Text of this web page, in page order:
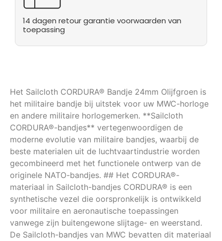
14 dagen retour garantie voorwaarden van
toepassing
Het Sailcloth CORDURA® Bandje 24mm Olijfgroen is
het militaire bandje bij uitstek voor uw MWC-horloge
en andere militaire horlogemerken. **Sailcloth
CORDURA®-bandjes** vertegenwoordigen de
moderne evolutie van militaire bandjes, waarbij de
beste materialen uit de luchtvaartindustrie worden
gecombineerd met het functionele ontwerp van de
originele NATO-bandjes. ## Het CORDURA®-
materiaal in Sailcloth-bandjes CORDURA® is een
synthetische vezel die oorspronkelijk is ontwikkeld
voor militaire en aeronautische toepassingen
vanwege zijn buitengewone slijtage- en weerstand.
De Sailcloth-bandjes van MWC bevatten dit materiaal